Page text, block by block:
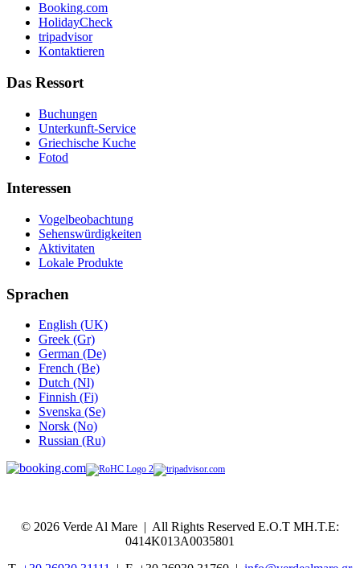
Booking.com
HolidayCheck
tripadvisor
Kontaktieren
Das Ressort
Buchungen
Unterkunft-Service
Griechische Kuche
Fotod
Interessen
Vogelbeobachtung
Sehenswürdigkeiten
Aktivitaten
Lokale Produkte
Sprachen
English (UK)
Greek (Gr)
German (De)
French (Be)
Dutch (Nl)
Finnish (Fi)
Svenska (Se)
Norsk (No)
Russian (Ru)
© 2026 Verde Al Mare | All Rights Reserved Ε.Ο.Τ ΜΗ.Τ.Ε:
0414Κ013Α0035801